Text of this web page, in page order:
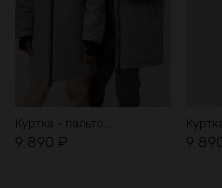
Куртка - пальто...
9 890 ₽ 9